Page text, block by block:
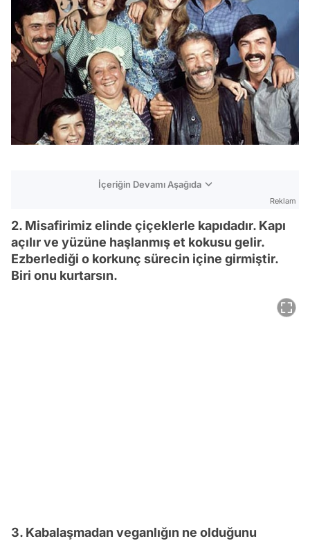
İçeriğin Devamı Aşağıda
Reklam
2. Misafirimiz elinde çiçeklerle kapıdadır. Kapı
açılır ve yüzüne haşlanmış et kokusu gelir.
Ezberlediği o korkunç sürecin içine girmiştir.
Biri onu kurtarsın.
3. Kabalaşmadan veganlığın ne olduğunu